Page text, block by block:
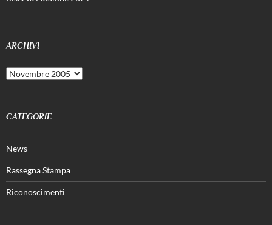
ARCHIVI
Archivi
CATEGORIE
News
Rassegna Stampa
Riconoscimenti